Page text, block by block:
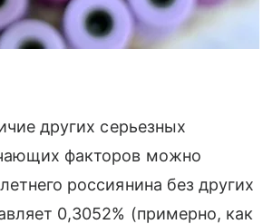
других серьезных
факторов можно
россиянина без других
0,3052% (примерно, как